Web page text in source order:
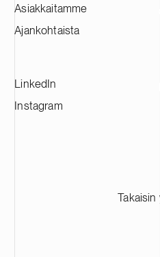
Asiakkaitamme
Ajankohtaista
LinkedIn
Instagram